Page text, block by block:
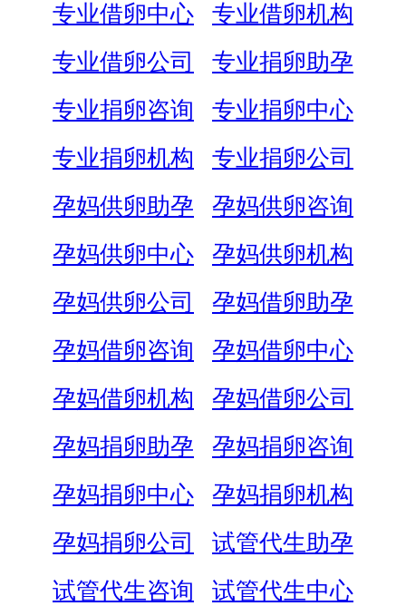
专业借卵中心
专业借卵机构
专业借卵公司
专业捐卵助孕
专业捐卵咨询
专业捐卵中心
专业捐卵机构
专业捐卵公司
孕妈供卵助孕
孕妈供卵咨询
孕妈供卵中心
孕妈供卵机构
孕妈供卵公司
孕妈借卵助孕
孕妈借卵咨询
孕妈借卵中心
孕妈借卵机构
孕妈借卵公司
孕妈捐卵助孕
孕妈捐卵咨询
孕妈捐卵中心
孕妈捐卵机构
孕妈捐卵公司
试管代生助孕
试管代生咨询
试管代生中心